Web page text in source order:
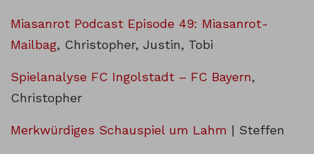
Miasanrot Podcast Episode 49: Miasanrot-
Mailbag, Christopher, Justin, Tobi
Spielanalyse FC Ingolstadt – FC Bayern,
Christopher
Merkwürdiges Schauspiel um Lahm | Steffen